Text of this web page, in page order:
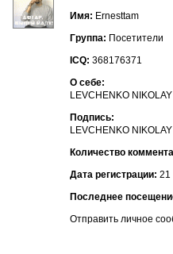
Имя: Ernesttam
Группа: Посетители
ICQ: 368176371
О себе:
LEVCHENKO NIKOLAY
Подпись:
LEVCHENKO NIKOLAY
Количество
Дата регистрации: 21
Последнее
Отправить личное